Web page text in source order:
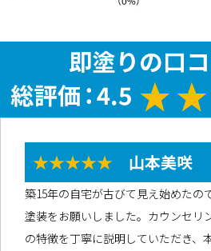
★★★★★ 山本美咲
築15年の自宅が古びて見え始めたの
塗装をお願いしました。カウンセリ
の特徴を丁寧に説明していただき、